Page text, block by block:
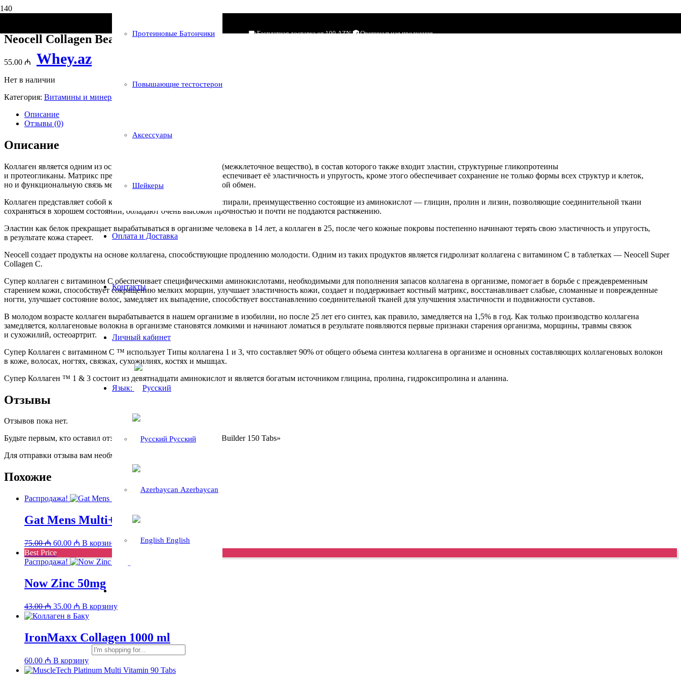
Бесплатная доставка от 100 AZN| Оригинальная продукция
Whey.az
Протеиновые Батончики
Повышающие тестостерон
Аксессуары
Шейкеры
Оплата и Доставка
Контакты
Личный кабинет
Язык:
Русский
Azerbaycan
English
Neocell Collagen Beauty Builder 150 Tabs
55.00 ₼
Нет в наличии
Категория: Витамины и минералы
Описание
Отзывы (0)
Описание
Коллаген является одним из основных компонентов матрикса (межклеточное вещество), в состав которого также входит эластин, структурные гликопротеины
и протеогликаны. Матрикс предотвращает обвисание кожи, обеспечивает её эластичность и упругость, кроме этого обеспечивает сохранение не только формы всех структур и клеток,
но и функциональную связь между ними, а также водно-солевой обмен.
Коллаген представляет собой крупномолекулярные белковые спирали, преимущественно состоящие из аминокислот — глицин, пролин и лизин, позволяющие соединительной ткани
сохраняться в хорошем состоянии, обладают очень высокой прочностью и почти не поддаются растяжению.
Эластин как белок прекращает вырабатываться в организме человека в 14 лет, а коллаген в 25, после чего кожные покровы постепенно начинают терять свою эластичность и упругость,
в результате кожа стареет.
Neocell создает продукты на основе коллагена, способствующие продлению молодости. Одним из таких продуктов является гидролизат коллагена с витамином C в таблетках — Neocell Super
Collagen C.
Супер коллаген с витамином C обеспечивает специфическими аминокислотами, необходимыми для пополнения запасов коллагена в организме, помогает в борьбе с преждевременным
старением кожи, способствует сокращению мелких морщин, улучшает эластичность кожи, создает и поддерживает костный матрикс, восстанавливает слабые, сломанные и поврежденные
ногти, улучшает состояние волос, замедляет их выпадение, способствует восстанавлению соединительной тканей для улучшения эластичности и подвижности суставов.
В молодом возрасте коллаген вырабатывается в нашем организме в изобилии, но после 25 лет его синтез, как правило, замедляется на 1,5% в год. Как только производство коллагена
замедляется, коллагеновые волокна в организме становятся ломкими и начинают ломаться в результате появляются первые признаки старения организма, морщины, травмы связок
и сухожилий, остеоартрит.
Супер Коллаген с витамином C ™ использует Типы коллагена 1 и 3, что составляет 90% от общего объема синтеза коллагена в организме и основных составляющих коллагеновых волокон
в коже, волосах, ногтях, связках, сухожилиях, костях и мышцах.
Супер Коллаген ™ 1 & 3 состоит из девятнадцати аминокислот и является богатым источником глицина, пролина, гидроксипролина и аланина.
Отзывы
Отзывов пока нет.
Будьте первым, кто оставил отзыв на «Neocell Collagen Beauty Builder 150 Tabs»
Для отправки отзыва вам необходимо
Похожие
Распродажа!
Gat Mens Multi+Test 60 Caps
75.00₼ Первоначальная
цена
составляла
60.00 ₼ Текущая
цена:
60.00 ₼.
В корзину
Best Price
Распродажа!
Now Zinc 50mg
43.00₼ Первоначальная
цена
составляла
43.00 ₼.
35.00 ₼ Текущая
цена:
В корзину
IronMaxx Collagen 1000 ml
60.00 ₼ В корзину